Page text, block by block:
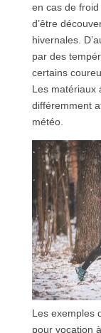
en cas de
d’être
hivernales.
par des
certains
Les matériaux
différemment
météo.
Les exemples
pour vocation